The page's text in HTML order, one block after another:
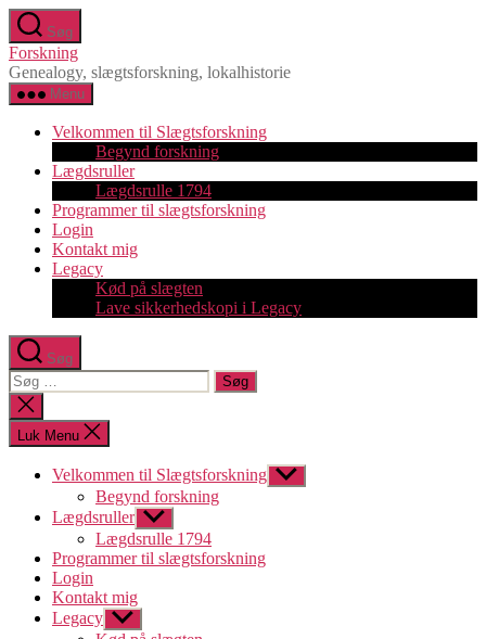
Spring
til
indholdet
Søg
Forskning
Genealogy, slægtsforskning, lokalhistorie
Menu
Velkommen til Slægtsforskning
Begynd forskning
Lægdsruller
Lægdsrulle 1794
Programmer til slægtsforskning
Login
Kontakt mig
Legacy
Kød på slægten
Lave sikkerhedskopi i Legacy
Søg
Søg
efter:
Luk
søgning
Luk Menu
Velkommen til Slægtsforskning Vis
undermenu
Begynd forskning
Lægdsruller Vis
undermenu
Lægdsrulle 1794
Programmer til slægtsforskning
Login
Kontakt mig
Legacy Vis
undermenu